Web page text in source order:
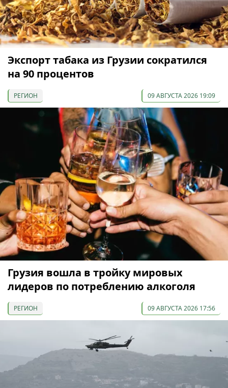
Экспорт табака из Грузии сократился
на 90 процентов
РЕГИОН 09 АВГУСТА 2026 19:09
Грузия вошла в тройку мировых
лидеров по потреблению алкоголя
РЕГИОН 09 АВГУСТА 2026 17:56